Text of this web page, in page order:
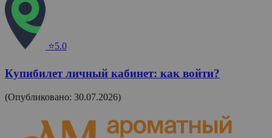
⭐5.0
Купибилет личный кабинет: как войти?
(Опубликовано: 30.07.2026)